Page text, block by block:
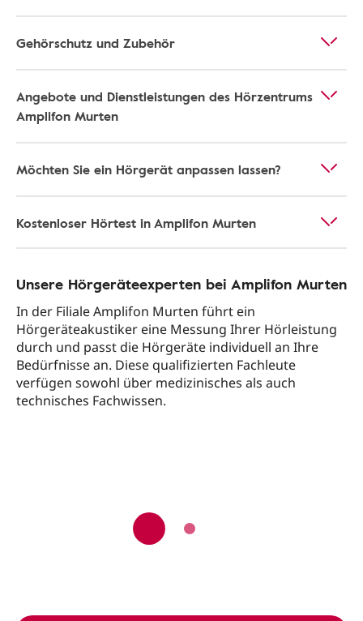
Gehörschutz und Zubehör
Angebote und Dienstleistungen des Hörzentrums
Amplifon Murten
Möchten Sie ein Hörgerät anpassen lassen?
Kostenloser Hörtest in Amplifon Murten
Unsere Hörgeräteexperten bei Amplifon Murten
In der Filiale Amplifon Murten führt ein
Hörgeräteakustiker eine Messung Ihrer Hörleistung
durch und passt die Hörgeräte individuell an Ihre
Bedürfnisse an. Diese qualifizierten Fachleute
verfügen sowohl über medizinisches als auch
technisches Fachwissen.